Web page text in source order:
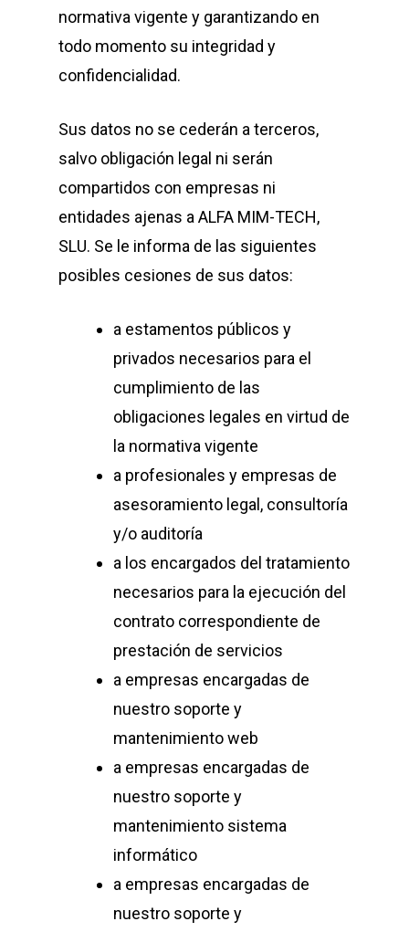
normativa vigente y garantizando en
todo momento su integridad y
confidencialidad.
Sus datos no se cederán a terceros,
salvo obligación legal ni serán
compartidos con empresas ni
entidades ajenas a ALFA MIM-TECH,
SLU. Se le informa de las siguientes
posibles cesiones de sus datos:
a estamentos públicos y
privados necesarios para el
cumplimiento de las
obligaciones legales en virtud de
la normativa vigente
a profesionales y empresas de
asesoramiento legal, consultoría
y/o auditoría
a los encargados del tratamiento
necesarios para la ejecución del
contrato correspondiente de
prestación de servicios
a empresas encargadas de
nuestro soporte y
mantenimiento web
a empresas encargadas de
nuestro soporte y
mantenimiento sistema
informático
a empresas encargadas de
nuestro soporte y